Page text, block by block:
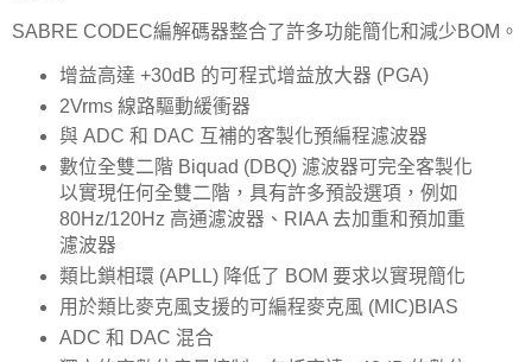
SABRE CODEC編解碼器整合了許多功能簡化和減少BOM。
增益高達 +30dB 的可程式增益放大器 (PGA)
2Vrms 線路驅動緩衝器
與 ADC 和 DAC 互補的客製化預編程濾波器
數位全雙二階 Biquad (DBQ) 濾波器可完全客製化
以實現任何全雙二階，具有許多預設選項，例如
80Hz/120Hz 高通濾波器、RIAA 去加重和預加重
濾波器
類比鎖相環 (APLL) 降低了 BOM 要求以實現簡化
用於類比麥克風支援的可編程麥克風 (MIC)BIAS
ADC 和 DAC 混合